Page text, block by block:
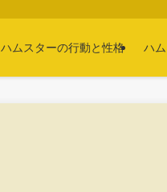
ハムスターの行動と性格 ハ